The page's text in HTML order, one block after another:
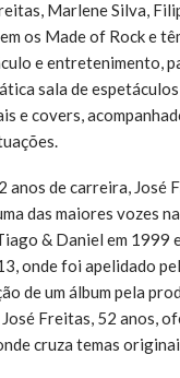
Marlene Silva,
os Made of Rock e
e entretenimento,
sala de
e covers,
anos de carreira, José
das maiores vozes
& Daniel em 1999
onde foi apelidado
de um álbum pela
Freitas, 52 anos,
cruza temas